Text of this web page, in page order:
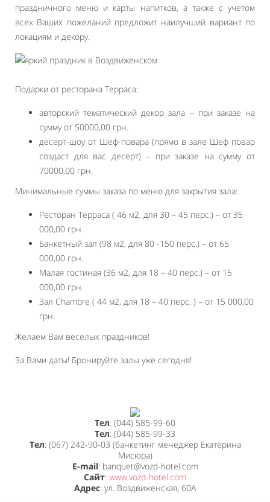
праздничного меню и карты напитков, а также с учетом
всех Ваших пожеланий предложит наилучший вариант по
локациям и декору.
Подарки от ресторана Терраса:
авторский тематический декор зала – при заказе на
сумму от 50000,00 грн.
десерт-шоу от Шеф-повара (прямо в зале Шеф повар
создаст для вас десерт) – при заказе на сумму от
70000,00 грн.
Минимальные суммы заказа по меню для закрытия зала:
Ресторан Терраса ( 46 м2, для 30 – 45 перс.) – от 35
000,00 грн.
Банкетный зал (98 м2, для 80 -150 перс.) – от 65
000,00 грн.
Малая гостиная (36 м2, для 18 – 40 перс.) – от 15
000,00 грн.
Зал Chambre ( 44 м2, для 18 – 40 перс. ) – от 15 000,00
грн.
Желаем Вам веселых праздников!
За Вами даты! Бронируйте залы уже сегодня!
Тел: (044) 585-99-60
Тел: (044) 585-99-33
Тел: (067) 242-90-03 (банкетинг менеджер Екатерина
Мисюра)
E-mail: banquet@vozd-hotel.com
Сайт: www.vozd-hotel.com
Адрес: ул. Воздвиженская, 60А